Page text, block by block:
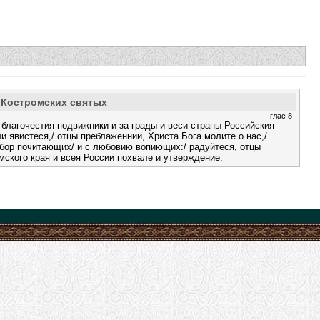
святых
глас 8
подвижники и за грады и веси страны Российския
явистеся,/ отцы преблаженнии, Христа Бога молите о нас,/
почитающих/ и с любовию вопиющих:/ радуйтеся, отцы
края и всея России похвале и утверждение.